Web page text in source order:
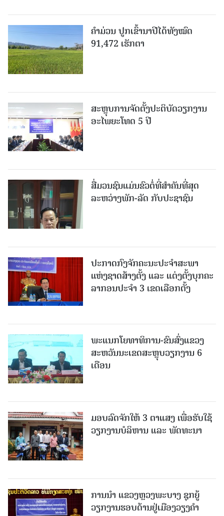
ຄໍາມ່ວນ ປູກເຂົ້ານາປີໄດ້ທັງໝົດ
91,472 ເຮັກຕາ
ສະຫຼຸບການຈັດຕັ້ງປະຕິບັດວຽກງານ
ອະໄພຍະໂທດ 5 ປີ
ສື່ມວນຊົນແມ່ນຂົວຕໍ່ທີ່ສໍາຄັນທີ່ສຸດ
ລະຫວ່າງພັກ-ລັດ ກັບປະຊາຊົນ
ປະກາດກົງຈັກຄະນະປະຈໍາສະພາ
ແຫ່ງຊາດສ້າງຕັ້ງ ແລະ ແຕ່ງຕັ້ງບຸກຄະ
ລາກອນປະຈໍາ 3 ເຂດເລືອກຕັ້ງ
ພະແນກໂຍທາທິການ-ຂົນສົ່ງແຂວງ
ສະຫວັນນະເຂດສະຫຼຸບວຽກງານ 6
ເດືອນ
ມອບລົດຈັກໃຫ້ 3 ຕາແສງ ເພື່ອຮັບໃຊ້
ວຽກງານບໍລິຫານ ແລະ ພັດທະນາ
ການນຳ ແຂວງຫຼວງພະບາງ ຊຸກຍູ້
ວຽກງານຮອບດ້ານຢູ່ເມືອງວຽງຄໍາ